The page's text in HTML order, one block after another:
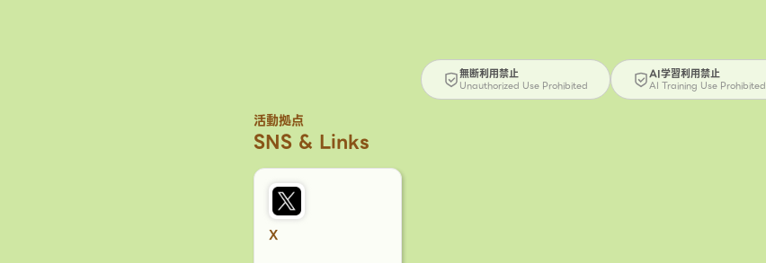
無断利用禁止
Unauthorized Use Prohibited
AI学習利用禁止
AI Training Use Prohibited
活動拠点
SNS & Links
X